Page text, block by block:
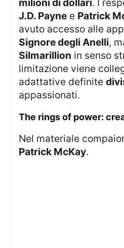
milioni di dollari. I
J.D. Payne e Patrick
avuto accesso alle
Signore degli Anelli,
Silmarillion in senso
limitazione viene
adattative definite
appassionati.
the rings of power:
Nel materiale
Patrick McKay.